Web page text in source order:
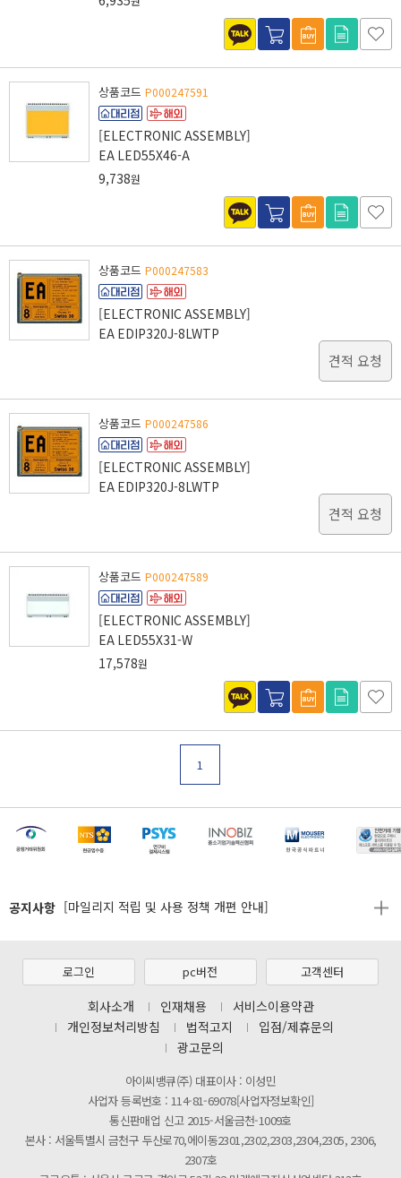
상품코드 P000247591
[ELECTRONIC ASSEMBLY]
EA LED55X46-A
9,738원
상품코드 P000247583
[ELECTRONIC ASSEMBLY]
EA EDIP320J-8LWTP
견적 요청
상품코드 P000247586
[ELECTRONIC ASSEMBLY]
EA EDIP320J-8LWTP
견적 요청
상품코드 P000247589
[ELECTRONIC ASSEMBLY]
EA LED55X31-W
17,578원
1
공지사항
[마일리지 적립 및 사용 정책 개편 안내]
[2026년 8월 신용카드 무이자 행사 안내]
[마일리지 적립 및 사용 정책 개편 안내]
제31기 정기주주총회 소집통지서
[마일리지 적립 및 사용 정책 개편 안내]
로그인 pc버전 고객센터
회사소개 인재채용
서비스이용약관
개인정보처리방침
법적고지
입점/제휴문의
광고문의
아이씨뱅큐(주) 대표이사 : 이성민
사업자 등록번호 : 114-81-69078[사업자정보확인]
통신판매업 신고 2015-서울금천-1009호
본사 : 서울특별시 금천구 두산로70,에이동2301,2302,2303,2304,2305, 2306,
2307호